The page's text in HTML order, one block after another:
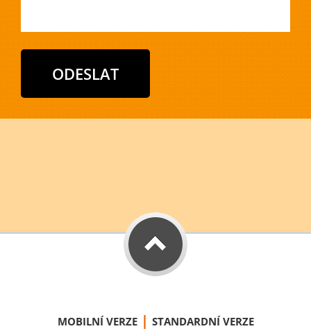
MOBILNÍ VERZE | STANDARDNÍ VERZE